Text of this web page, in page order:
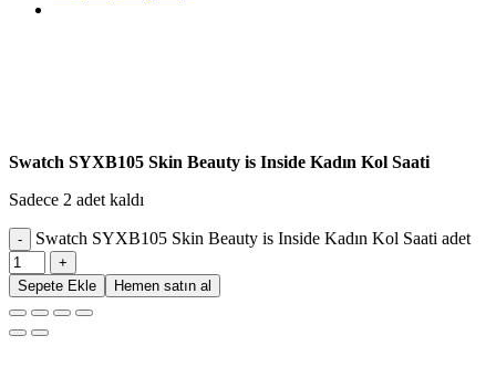
Swatch SYXB105 Skin Beauty is Inside Kadın Kol Saati
Sadece 2 adet kaldı
Swatch SYXB105 Skin Beauty is Inside Kadın Kol Saati adet
Sepete Ekle Hemen satın al